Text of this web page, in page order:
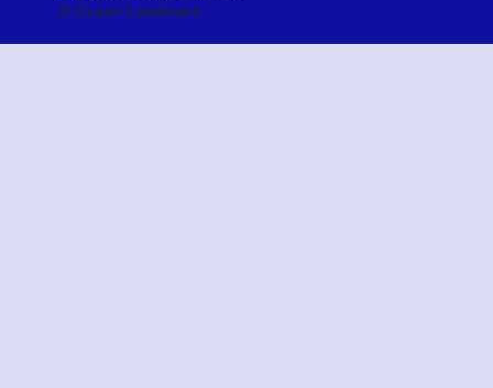
© Jürgen Landmann